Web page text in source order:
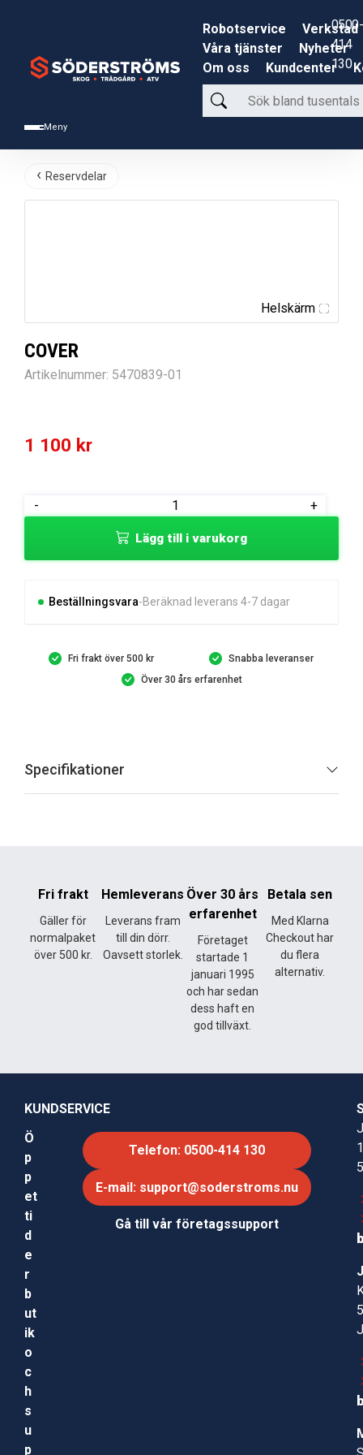
Meny
Robotservice
Verkstad
Våra tjänster
Nyheter
Om oss
Kundcenter
Sök
bland
produkter
0500-
414
130
Reservdelar
Helskärm
COVER
Artikelnummer: 5470839-01
1 100 kr
-
COVER
+
Lägg till i varukorg
Beställningsvara Beräknad leverans 4-7 dagar
Fri frakt över 500 kr
Snabba leveranser
Över 30 års erfarenhet
Specifikationer
Fri frakt
Gäller för
normalpaket
över 500 kr.
Hemleverans
Leverans fram
till din dörr.
Oavsett storlek.
Över 30 års
erfarenhet
Företaget
startade 1
januari 1995
och har sedan
dess haft en
god tillväxt.
Betala sen
Med Klarna
Checkout har
du flera
alternativ.
KUNDSERVICE
Ö
p
p
et
ti
d
e
r
b
ut
ik
o
c
h
s
u
p
Telefon: 0500-414 130
E-mail: support@soderstroms.nu
Gå till vår företagssupport